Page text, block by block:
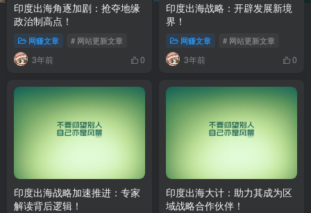
印度出海角逐加剧：抢夺地缘
政治制高点！
网赚文章 # 网站更新文章
3年前 0
印度出海战略：开辟发展新境
界！
网赚文章 # 网站更新文章
3年前 0
印度出海战略加速推进：专家
解读背后逻辑！
印度出海大计：助力其成为区
域战略合作伙伴！